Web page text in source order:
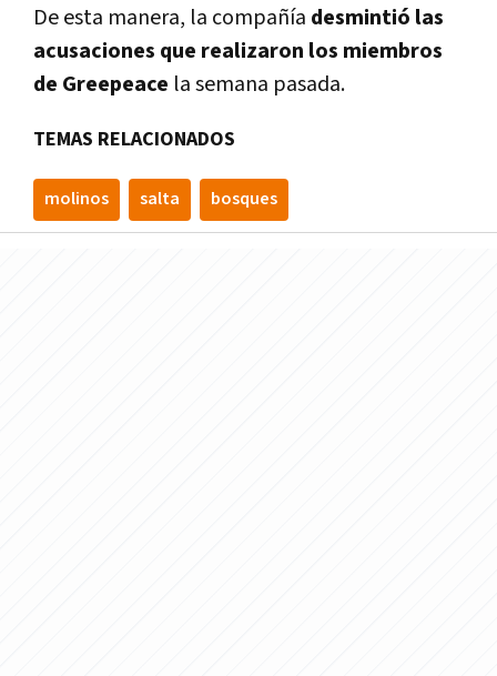
De esta manera, la compañía desmintió las
acusaciones que realizaron los miembros
de Greepeace la semana pasada.
TEMAS RELACIONADOS
molinos salta bosques